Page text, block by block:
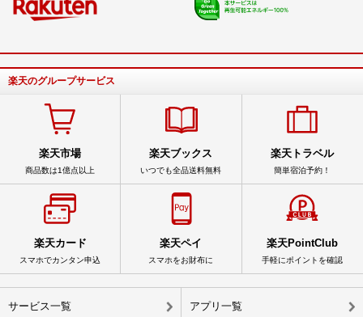
楽天のグループサービス
楽天市場
商品数は1億点以上
楽天ブックス
いつでも全品送料無料
楽天トラベル
簡単宿泊予約！
楽天カード
スマホでカンタン申込
楽天ペイ
スマホをお財布に
楽天PointClub
手軽にポイントを確認
サービス一覧 アプリ一覧